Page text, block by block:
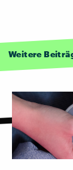
Weitere